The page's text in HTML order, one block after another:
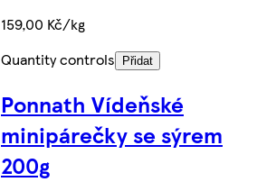
159,00 Kč/kg
Quantity controls
Přidat
Ponnath Vídeňské
minipárečky se sýrem
200g